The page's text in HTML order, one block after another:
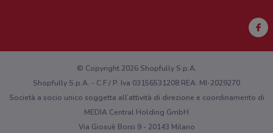
Hai un malfunzionamento sul web o sull'app?
© Copyright 2026 Shopfully S.p.A.
Shopfully S.p.A. - C.F / P. Iva 03156531208 REA: MI-2029270
Società a socio unico soggetta all’attività di direzione e coordinamento di
MEDIA Central Holding GmbH
Via Giosuè Borsi 9 - 20143 Milano